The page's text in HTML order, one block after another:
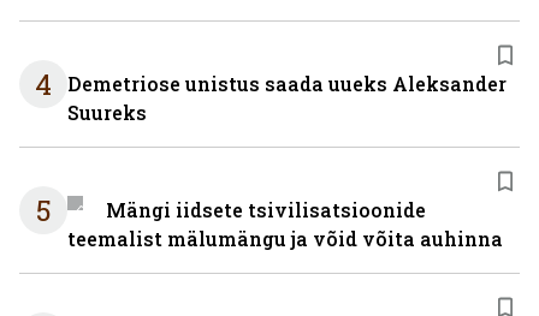
4
Demetriose unistus saada uueks Aleksander
Suureks
5
Mängi iidsete tsivilisatsioonide
teemalist mälumängu ja võid võita auhinna